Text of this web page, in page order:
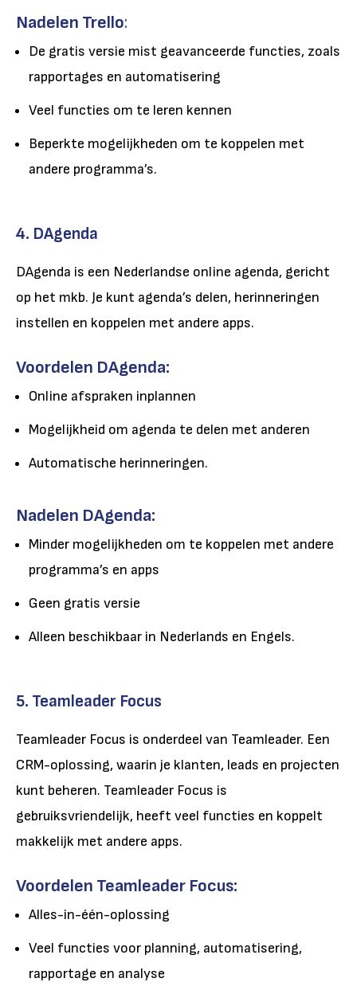
Nadelen Trello:
De gratis versie mist geavanceerde functies, zoals
rapportages en automatisering
Veel functies om te leren kennen
Beperkte mogelijkheden om te koppelen met
andere programma’s.
4. DAgenda
DAgenda is een Nederlandse online agenda, gericht
op het mkb. Je kunt agenda’s delen, herinneringen
instellen en koppelen met andere apps.
Voordelen DAgenda:
Online afspraken inplannen
Mogelijkheid om agenda te delen met anderen
Automatische herinneringen.
Nadelen DAgenda:
Minder mogelijkheden om te koppelen met andere
programma’s en apps
Geen gratis versie
Alleen beschikbaar in Nederlands en Engels.
5. Teamleader Focus
Teamleader Focus is onderdeel van Teamleader. Een
CRM-oplossing, waarin je klanten, leads en projecten
kunt beheren. Teamleader Focus is
gebruiksvriendelijk, heeft veel functies en koppelt
makkelijk met andere apps.
Voordelen Teamleader Focus:
Alles-in-één-oplossing
Veel functies voor planning, automatisering,
rapportage en analyse